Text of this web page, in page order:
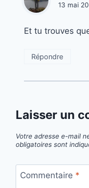
13 mai
Et tu trouves que
Répondre
Laisser un
Votre adresse e-mail
obligatoires sont
Commentaire *